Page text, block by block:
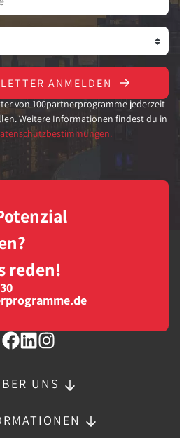
ANMELDEN
von 100partnerprogramme jederzeit
Weitere Informationen findest du in
reden!
UNS